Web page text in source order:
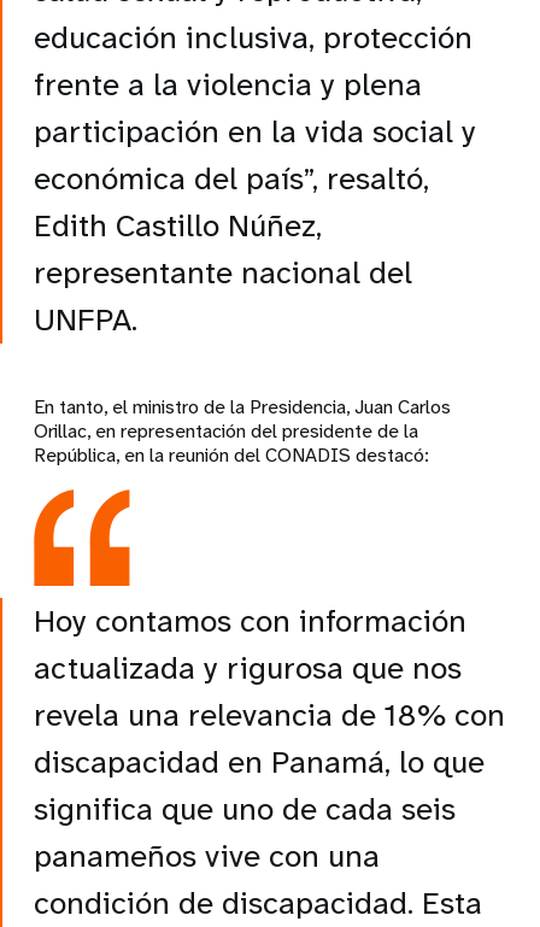
educación inclusiva, protección
frente a la violencia y plena
participación en la vida social y
económica del país”, resaltó,
Edith Castillo Núñez,
representante nacional del
UNFPA.
En tanto, elministro de la Presidencia, Juan Carlos
Orillac, en representación del presidente de la
República, en la reunión del CONADIS destacó:
Hoy contamos con información
actualizada y rigurosa que nos
revela una relevancia de 18% con
discapacidad en Panamá, lo que
significa que uno de cada seis
panameños vive con una
condición de discapacidad. Esta